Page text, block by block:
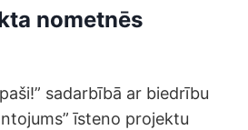
nometnēs
sadarbībā ar biedrību
īsteno projektu